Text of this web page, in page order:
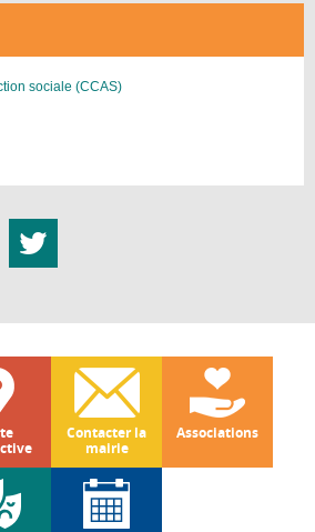
sociale (CCAS)
Contacter la
mairie
Associations